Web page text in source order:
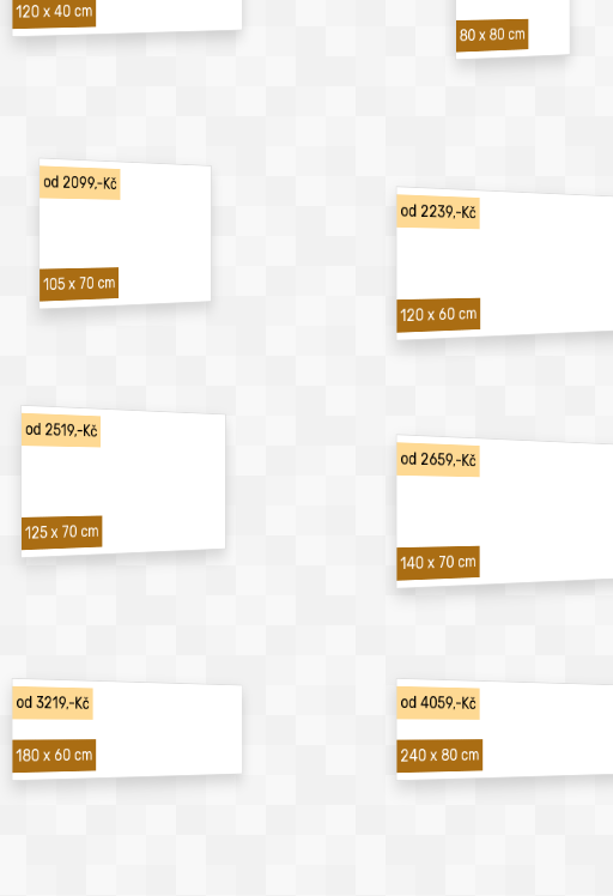
120 x 40 cm
80 x 80 cm
od 2099,-Kč
105 x 70 cm
od 2239,-Kč
120 x 60 cm
od 2519,-Kč
125 x 70 cm
od 2659,-Kč
140 x 70 cm
od 3219,-Kč
180 x 60 cm
od 4059,-Kč
240 x 80 cm